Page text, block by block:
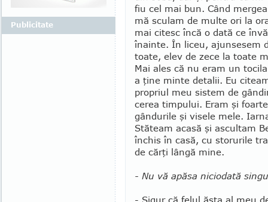
fiu cel mai bun. Când
mă scu­lam de multe ori la
mai citesc încă o dată ce
înainte. În liceu, ajunsesem
toate, elev de zece la toate
Mai ales că nu eram un
a ţine minte detalii. Eu
propriul meu sistem de
cerea timpului. Eram şi
gândurile şi visele mele.
Stăteam acasă şi ascultam
închis în casă, cu storurile
de cărţi lângă mine.
- Nu vă apăsa niciodată
- Sigur că felul ăsta al meu
Publicitate